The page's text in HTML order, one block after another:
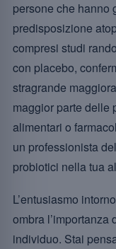
persone che hanno
predisposizione
compresi studi
con placebo,
stragrande
maggior parte delle
alimentari o
un professionista
probiotici nella tua
L’entusiasmo
ombra l’importanza
individuo. Stai